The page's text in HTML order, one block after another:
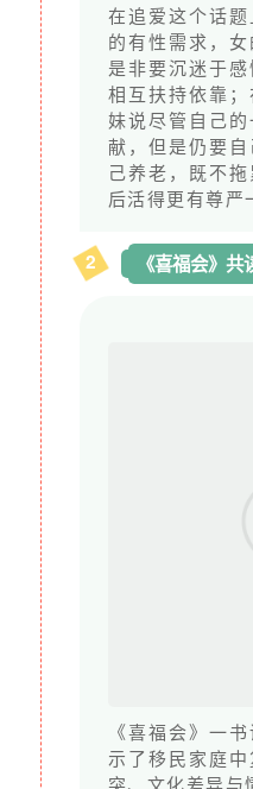
在追爱这个话
的有性需求，
是非要沉迷于
相互扶持依靠
妹说尽管自己
献，但是仍要
己养老，既不
后活得更有尊严
2 《喜福会》共
《喜福会》一
示了移民家庭
突、文化差异与